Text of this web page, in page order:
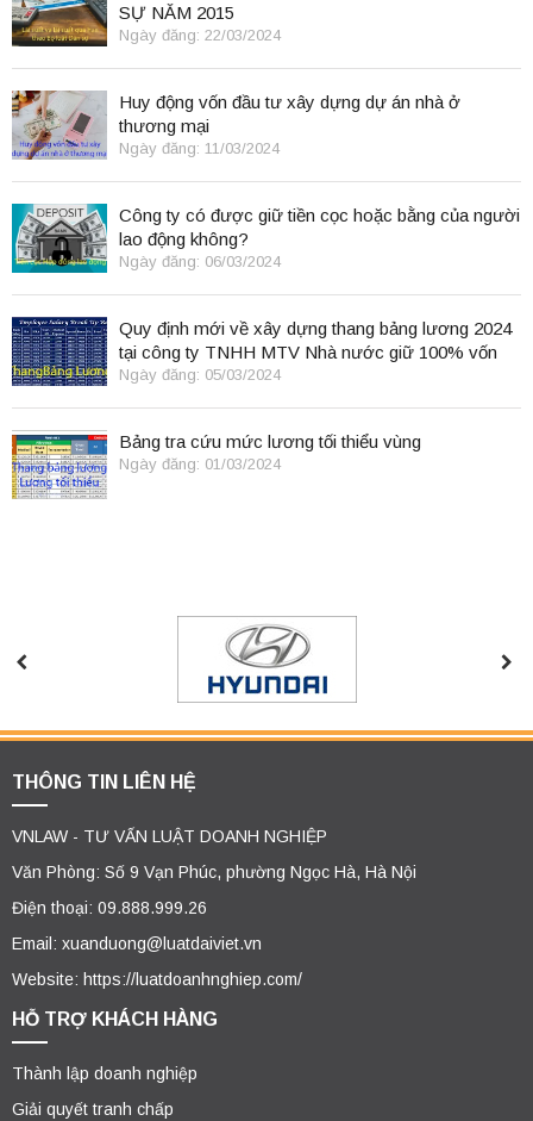
SỰ NĂM 2015
Ngày đăng: 22/03/2024
Huy động vốn đầu tư xây dựng dự án nhà ở
thương mại
Ngày đăng: 11/03/2024
Công ty có được giữ tiền cọc hoặc bằng của người
lao động không?
Ngày đăng: 06/03/2024
Quy định mới về xây dựng thang bảng lương 2024
tại công ty TNHH MTV Nhà nước giữ 100% vốn
điều lệ
Ngày đăng: 05/03/2024
Bảng tra cứu mức lương tối thiểu vùng
Ngày đăng: 01/03/2024
THÔNG TIN LIÊN HỆ
VNLAW - TƯ VẤN LUẬT DOANH NGHIỆP
Văn Phòng: Số 9 Vạn Phúc, phường Ngọc Hà, Hà Nội
Điện thoại: 09.888.999.26
Email: xuanduong@luatdaiviet.vn
Website: https://luatdoanhnghiep.com/
HỖ TRỢ KHÁCH HÀNG
Thành lập doanh nghiệp
Giải quyết tranh chấp